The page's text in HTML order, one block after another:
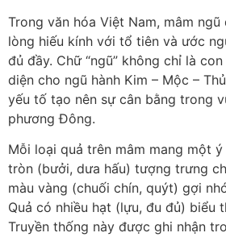
Trong văn hóa Việt Nam, mâm
lòng hiếu kính với tổ tiên và ước
đủ đầy. Chữ “ngũ” không chỉ là
diện cho ngũ hành Kim – Mộc –
yếu tố tạo nên sự cân bằng trong
phương Đông.
Mỗi loại quả trên mâm mang một ý
tròn (bưởi, dưa hấu) tượng trưng
màu vàng (chuối chín, quýt) gợi
Quả có nhiều hạt (lựu, đu đủ) biểu
Truyền thống này được ghi nhận